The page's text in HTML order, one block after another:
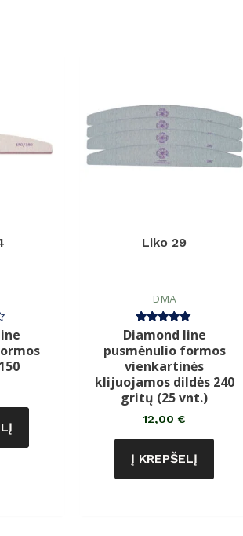
Liko 29
DMA
Įvertinimas:
5.00
iš 5
Diamond line
pusmėnulio formos
vienkartinės
klijuojamos dildės 240
gritų (25 vnt.)
12,00€
Į KREPŠELĮ